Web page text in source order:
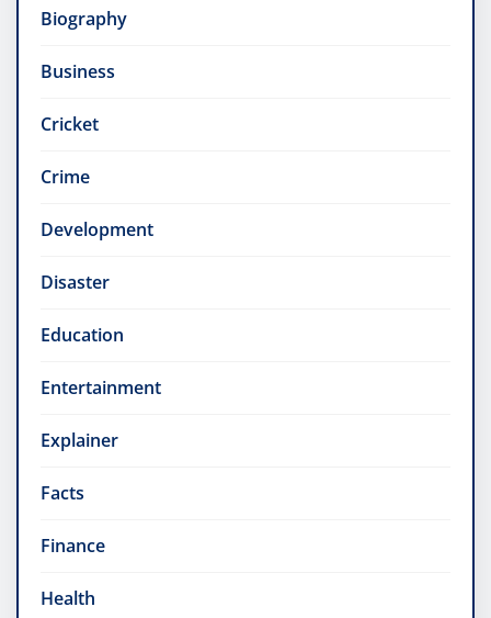
Biography
Business
Cricket
Crime
Development
Disaster
Education
Entertainment
Explainer
Facts
Finance
Health